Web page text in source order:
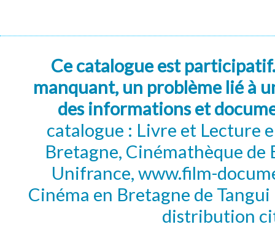
Ce catalogue est
manquant, un problème lié à
des informations et
catalogue : Livre et Lecture
Bretagne, Cinémathèque de
Unifrance, www.film-
Cinéma en Bretagne de
distribution